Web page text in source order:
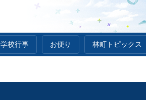
学校行事 お便り 林町トピックス